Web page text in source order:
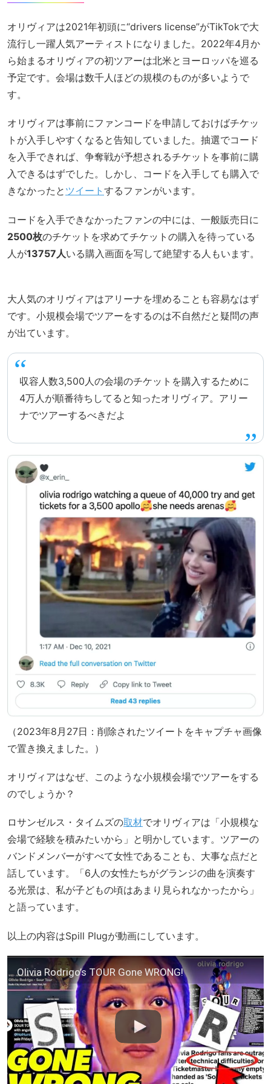
オリヴィアは2021年初頭に“drivers license”がTikTokで大
流行し一躍人気アーティストになりました。2022年4月か
ら始まるオリヴィアの初ツアーは北米とヨーロッパを巡る
予定です。会場は数千人ほどの規模のものが多いようで
す。
オリヴィアは事前にファンコードを申請しておけばチケッ
トが入手しやすくなると告知していました。抽選でコード
を入手できれば、争奪戦が予想されるチケットを事前に購
入できるはずでした。しかし、コードを入手しても購入で
きなかったと ツイート するファンがいます。
コードを入手できなかったファンの中には、一般販売日に
2500枚のチケットを求めてチケットの購入を待っている
人が13757人いる購入画面を写して絶望する人もいます。
大人気のオリヴィアはアリーナを埋めることも容易なはず
です。小規模会場でツアーをするのは不自然だと疑問の声
が出ています。
収容人数3,500人の会場のチケットを購入するために
4万人が順番待ちしてると知ったオリヴィア。アリー
ナでツアーするべきだよ
（2023年8月27日：削除されたツイートをキャプチャ画像
で置き換えました。）
オリヴィアはなぜ、このような小規模会場でツアーをする
のでしょうか？
ロサンゼルス・タイムズの取材でオリヴィアは「小規模な
会場で経験を積みたいから」と明かしています。ツアーの
バンドメンバーがすべて女性であることも、大事な点だと
話しています。「6人の女性たちがグランジの曲を演奏す
る光景は、私が子どもの頃はあまり見られなかったから」
と語っています。
以上の内容はSpill Plugが動画にしています。
Olivia Rodrigo’s TOUR Gone WRONG!